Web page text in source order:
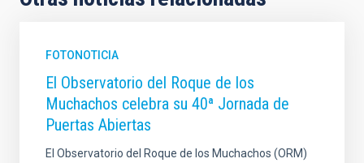
FOTONOTICIA
El Observatorio del Roque de los
Muchachos celebra su 40ª Jornada de
Puertas Abiertas
El Observatorio del Roque de los Muchachos (ORM)